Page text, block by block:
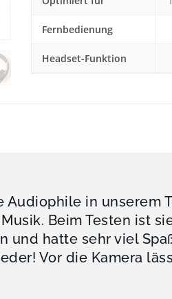
Fernbedienung
Headset-Funktion
Audiophile in unserem
Beim Testen ist
und hatte sehr viel
Vor die Kamera